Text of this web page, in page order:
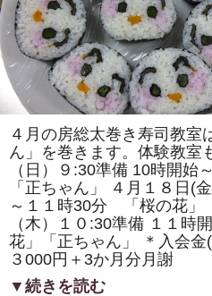
ロ
ッ
コ
列
車」
「二
つ
の
花」
を
巻
き
ま
す。
体
教
室
も
あ
り
す。
４月の房総太巻き寿司教室
ん」を巻きます。体験教室
（日）９:30準備 10時開始
「正ちゃん」 ４月１８日(
～１１時30分 「桜の花」
（木）１０:30準備 １１時
花」「正ちゃん」 ＊入会金
３000円＋3か月分月謝
▼続きを読む